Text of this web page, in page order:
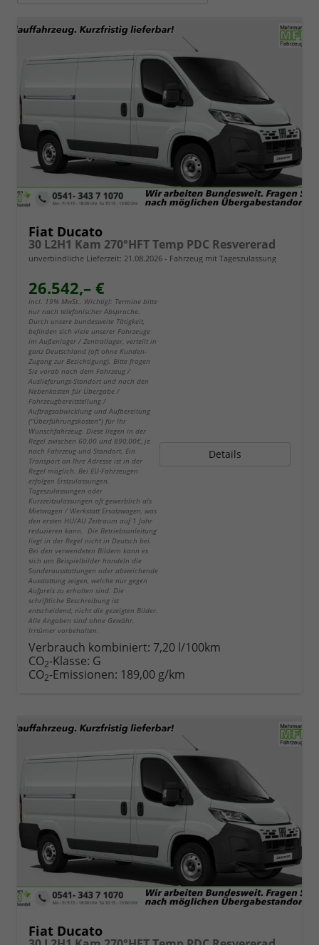
Fiat Ducato
30 L2H1 Kam 270°HFT Temp PDC Resvererad
unverbindliche Lieferzeit: 21.08.2026 Fahrzeug mit Tageszulassung
26.542,– €
incl. 19% MwSt.. Wichtig!: Termine bitte
nur nach telefonischer Absprache.
Durch unsere bundesweite Tätigkeit,
befinden sich viele unserer Fahrzeuge
im Außenlager / Zentrallager, verteilt in
ganz Deutschland (oft ohne Kunden-
Zugang zur Besichtigung). Bitte fragen
Sie vorab nach dem Fahrzeug /
Auslieferungs-Standort und nach den
Nebenkosten für Übergabe /
Fahrzeugbereitstellung /
Auftragsabwicklung und Aufbereitung
("Überführungskosten") für Ihr
Wunschfahrzeug. Diese liegen in der
Regel zwischen 60,00 und 890,00€, je
nach Fahrzeug und Standort. Ein
Transport an Ihre Adresse ist in der
Regel möglich. Bei EU-Fahrzeugen
erfolgen Erstzulassungen,
Tageszulassungen oder
Kurzzeitzulassungen oft gewerblich als
Mietwagen / Werkstatt Ersatzwagen, was
den ersten HU/AU Zeitraum auf 1 Jahr
reduzieren kann. Die Betriebsanleitung
liegt in der Regel nicht in Deutsch bei.
Bei den verwendeten Bildern kann es
sich um Beispielbilder handeln die
Sonderausstattungen oder abweichende
Ausstattung zeigen, welche nur gegen
Aufpreis zu erhalten sind. Die
schriftliche Beschreibung ist
entscheidend, nicht die gezeigten Bilder.
Alle Angaben sind ohne Gewähr.
Irrtümer vorbehalten.
Details
Verbrauch kombiniert: 7,20 l/100km
CO2-Klasse: G
CO2-Emissionen: 189,00 g/km
Fiat Ducato